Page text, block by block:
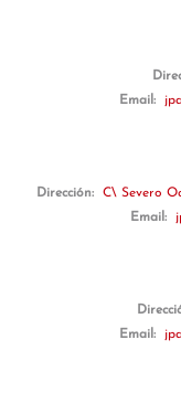
Email:
Dirección:
C\ Severo
Email:
Email: